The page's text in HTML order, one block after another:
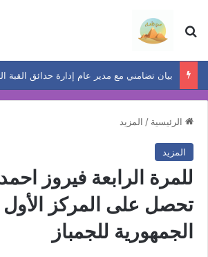
بحث عن
بيان تضامني مع مدير عام إدارة حدائق القبة
الرئيسية / المزيد
المزيد
للمرة الرابعة فيروز
تحصل على المركز
الجمهورية للجمباز